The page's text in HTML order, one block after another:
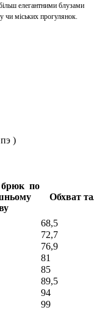
елегантними блузами
чи міських прогулянок.
)
брюк по
Обхват
68,5
72,7
76,9
81
85
89,5
94
99